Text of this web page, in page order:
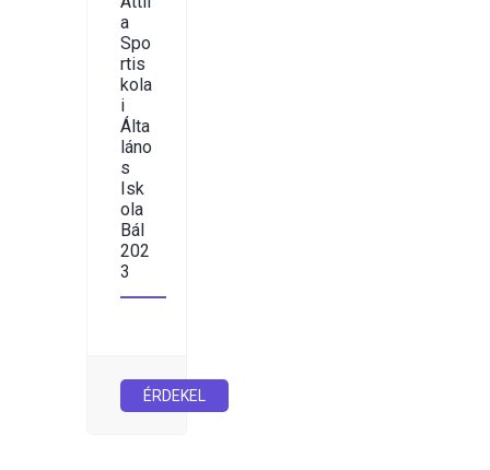
a
Spo
rtis
kola
i
Álta
láno
s
Isk
ola
Bál
202
3
ÉRDEKEL